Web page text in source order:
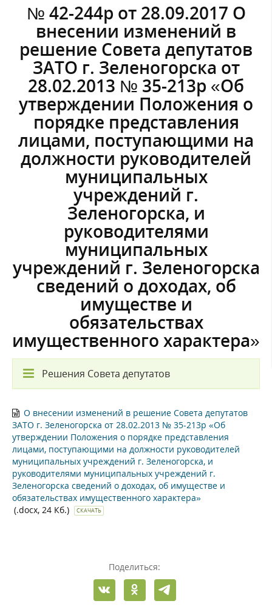
№ 42-244р от 28.09.2017 О
внесении изменений в
решение Совета депутатов
ЗАТО г. Зеленогорска от
28.02.2013 № 35-213р «Об
утверждении Положения о
порядке представления
лицами, поступающими на
должности руководителей
муниципальных
учреждений г.
Зеленогорска, и
руководителями
муниципальных
учреждений г. Зеленогорска
сведений о доходах, об
имуществе и
обязательствах
имущественного характера»
Решения Совета депутатов
О внесении изменений в решение Совета депутатов
ЗАТО г. Зеленогорска от 28.02.2013 № 35-213р «Об
утверждении Положения о порядке представления
лицами, поступающими на должности руководителей
муниципальных учреждений г. Зеленогорска, и
руководителями муниципальных учреждений г.
Зеленогорска сведений о доходах, об имуществе и
обязательствах имущественного характера»
(.docx, 24 Кб.)
СКАЧАТЬ
Поделиться: